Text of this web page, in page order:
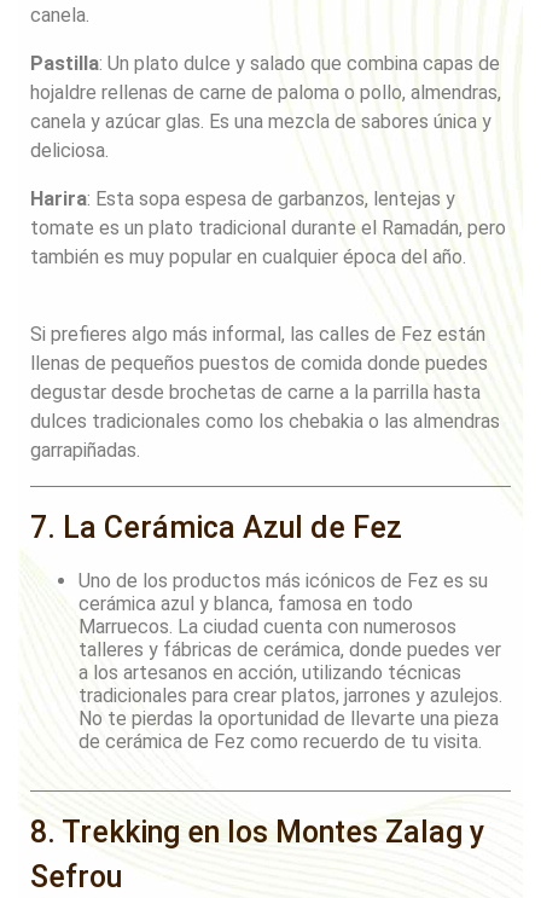
canela.
Pastilla: Un plato dulce y salado que combina capas de
hojaldre rellenas de carne de paloma o pollo, almendras,
canela y azúcar glas. Es una mezcla de sabores única y
deliciosa.
Harira: Esta sopa espesa de garbanzos, lentejas y
tomate es un plato tradicional durante el Ramadán, pero
también es muy popular en cualquier época del año.
Si prefieres algo más informal, las calles de Fez están
llenas de pequeños puestos de comida donde puedes
degustar desde brochetas de carne a la parrilla hasta
dulces tradicionales como los chebakia o las almendras
garrapiñadas.
7. La Cerámica Azul de Fez
Uno de los productos más icónicos de Fez es su
cerámica azul y blanca, famosa en todo
Marruecos. La ciudad cuenta con numerosos
talleres y fábricas de cerámica, donde puedes ver
a los artesanos en acción, utilizando técnicas
tradicionales para crear platos, jarrones y azulejos.
No te pierdas la oportunidad de llevarte una pieza
de cerámica de Fez como recuerdo de tu visita.
8. Trekking en los Montes Zalag y
Sefrou